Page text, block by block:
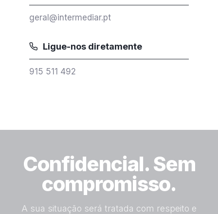
geral@intermediar.pt
Ligue-nos diretamente
915 511 492
Confidencial. Sem
compromisso.
A sua situação será tratada com respeito e